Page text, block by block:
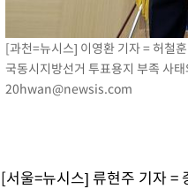
[과천=뉴시스] 이영환 기자 = 허철
국동시지방선거 투표용지 부족 사
20hwan@newsis.com
[서울=뉴시스] 류현주 기자 =